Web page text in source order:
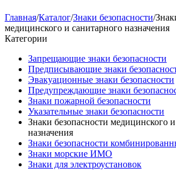
Главная/Каталог/Знаки безопасности/
медицинского и санитарного назначения
Категории
Запрещающие знаки безопасности
Предписывающие знаки
Эвакуационные знаки безопасности
Предупреждающие знаки
Знаки пожарной безопасности
Указательные знаки безопасности
Знаки безопасности медицинского
назначения
Знаки безопасности
Знаки морские ИМО
Знаки для электроустановок